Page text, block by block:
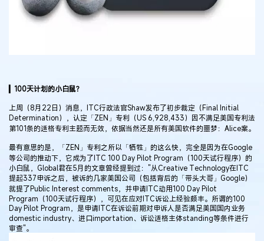
▎100天计划的小白鼠？
上周（8月22日）消息，ITC行政法官Shaw发布了初步裁定（Final Initial
Determination），认定「ZEN」专利（US 6,928,433）因不满足美国专利法
第101条的适格专利主题而无效，依据当然还是所有美国软件的噩梦：Alice案。
最有意思的是，「ZEN」专利之所以「牺牲」的这么快，完全是因为在Google
等公司的推动下，它成为了ITC 100 Day Pilot Program（100天试行程序）的
小白鼠，Global君在5月的文章曾经提到过："从Creative Technology在ITC
提起337申诉之后，被诉的几家美国公司（包括背后的「带头大哥」Google）
就提了Public Interest comments，并申请ITC动用100 Day Pilot
Program（100天试行程序），可见在应对ITC诉讼上经验颇丰。所谓的100
Day Pilot Program，是申请ITC在诉讼前期对申诉人是否满足美国国内业务
domestic industry、进口importation、诉讼适格主体standing等条件进行
审查"。